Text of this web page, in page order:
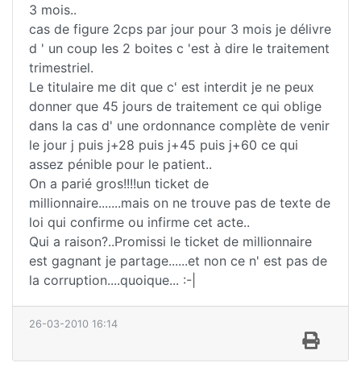
3 mois..
cas de figure 2cps par jour pour 3 mois je délivre
d ' un coup les 2 boites c 'est à dire le traitement
trimestriel.
Le titulaire me dit que c' est interdit je ne peux
donner que 45 jours de traitement ce qui oblige
dans la cas d' une ordonnance complète de venir
le jour j puis j+28 puis j+45 puis j+60 ce qui
assez pénible pour le patient..
On a parié gros!!!!un ticket de
millionnaire.......mais on ne trouve pas de texte de
loi qui confirme ou infirme cet acte..
Qui a raison?..Promissi le ticket de millionnaire
est gagnant je partage......et non ce n' est pas de
la corruption....quoique... :-|
26-03-2010 16:14